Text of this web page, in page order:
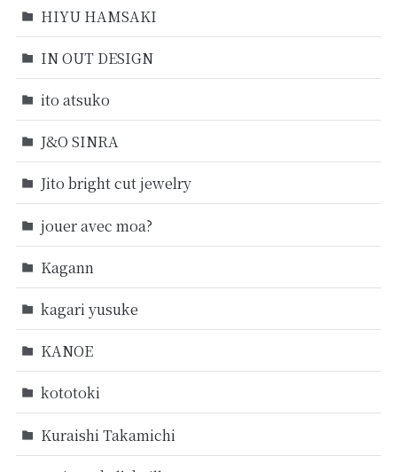
HIYU HAMSAKI
IN OUT DESIGN
ito atsuko
J&O SINRA
Jito bright cut jewelry
jouer avec moa?
Kagann
kagari yusuke
KANOE
kototoki
Kuraishi Takamichi